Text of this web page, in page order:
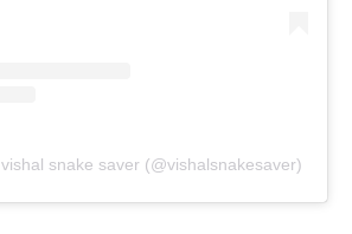
snake saver (@vishalsnakesaver)